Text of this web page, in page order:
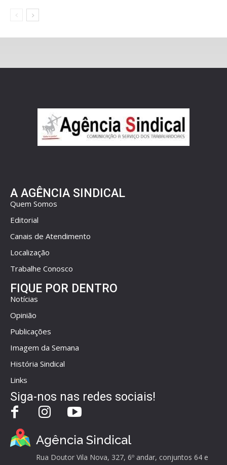
A AGÊNCIA SINDICAL
Quem Somos
Editorial
Canais de Atendimento
Localização
Trabalhe Conosco
FIQUE POR DENTRO
Notícias
Opinião
Publicações
Imagem da Semana
História Sindical
Links
Siga-nos nas redes sociais!
Agência Sindical
Rua Doutor Vila Nova, 327, 6º andar, conjuntos 64 e